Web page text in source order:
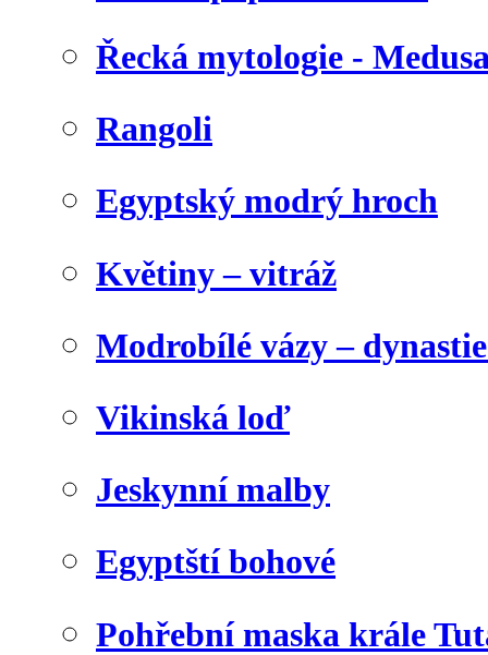
Řecká mytologie -
Rangoli
Egyptský modrý hroch
Květiny – vitráž
Modrobílé vázy –
Vikinská loď
Jeskynní malby
Egyptští bohové
Pohřební maska krále